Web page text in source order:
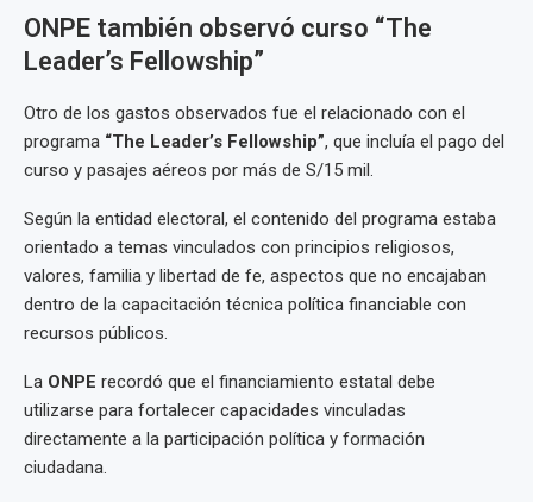
ONPE también observó curso “The
Leader’s Fellowship”
Otro de los gastos observados fue el relacionado con el
programa “The Leader’s Fellowship”, que incluía el pago del
curso y pasajes aéreos por más de S/15 mil.
Según la entidad electoral, el contenido del programa estaba
orientado a temas vinculados con principios religiosos,
valores, familia y libertad de fe, aspectos que no encajaban
dentro de la capacitación técnica política financiable con
recursos públicos.
La ONPE recordó que el financiamiento estatal debe
utilizarse para fortalecer capacidades vinculadas
directamente a la participación política y formación
ciudadana.